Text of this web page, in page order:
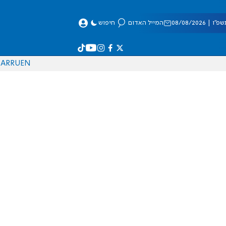
08/2026 המייל האדום חיפוש
EN
RU
AR